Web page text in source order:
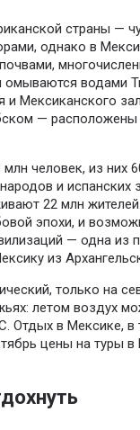
страны —
однако в
водами
Мексиканского
— расположены
человек, из них
и испанских
22 млн
эпохи, и
— одна
из
только на
летом воздух
Отдых в Мексике,
цены на туры в